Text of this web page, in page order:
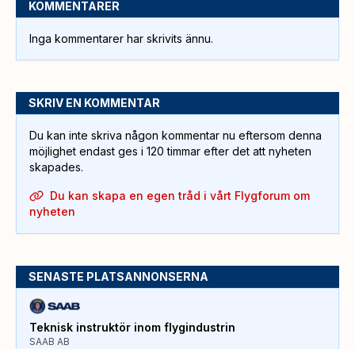
KOMMENTARER
Inga kommentarer har skrivits ännu.
SKRIV EN KOMMENTAR
Du kan inte skriva någon kommentar nu eftersom denna
möjlighet endast ges i 120 timmar efter det att nyheten
skapades.
Du kan skapa en egen tråd i vårt Flygforum om
nyheten
SENASTE PLATSANNONSERNA
Teknisk instruktör inom flygindustrin
SAAB AB